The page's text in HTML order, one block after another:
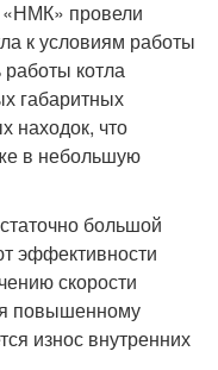
«НМК» провели
к условиям работы
котла
габаритных
находок, что
в небольшую
большой
эффективности
скорости
повышенному
износ внутренних